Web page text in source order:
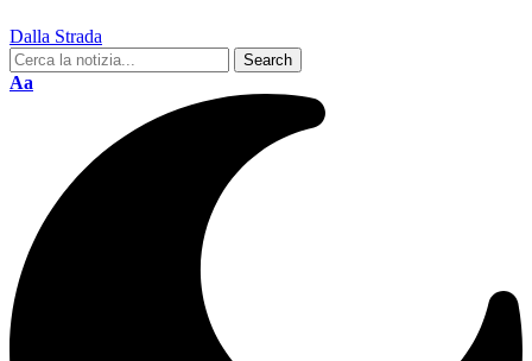
Dalla Strada
Aa